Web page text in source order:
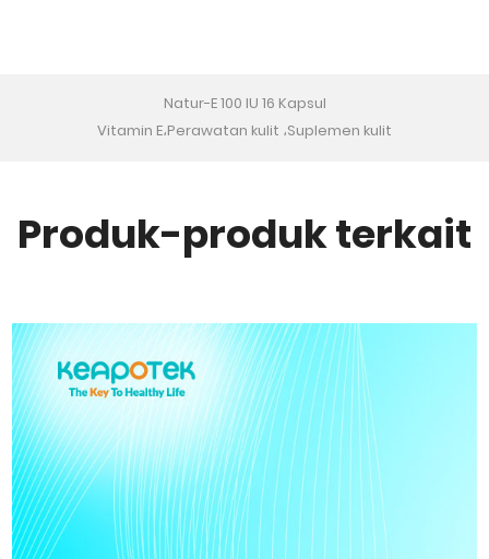
Natur-E 100 IU 16 Kapsul
Vitamin E،Perawatan kulit ،Suplemen kulit
Produk-produk terkait